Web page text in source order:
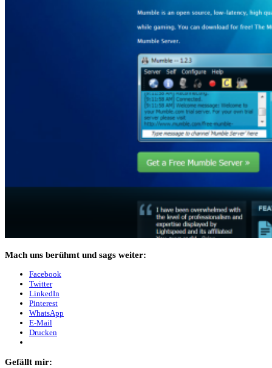
Mach uns berühmt und sags weiter:
Facebook
Twitter
LinkedIn
Pinterest
WhatsApp
E-Mail
Drucken
Gefällt mir: